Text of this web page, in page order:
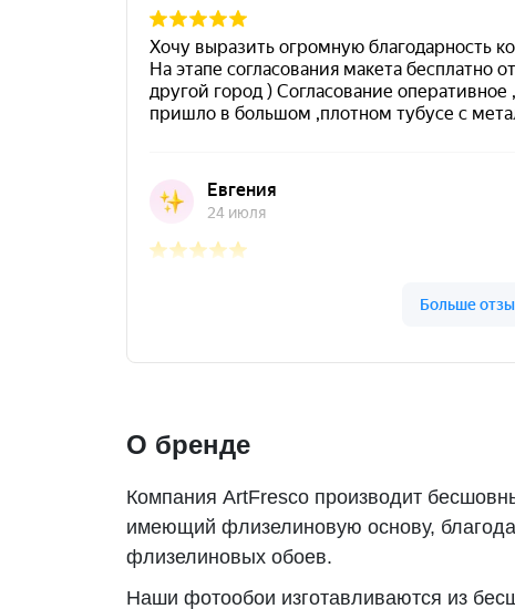
О бренде
Компания ArtFresco производит
имеющий флизелиновую основу,
флизелиновых обоев.
Наши фотообои изготавливаются из